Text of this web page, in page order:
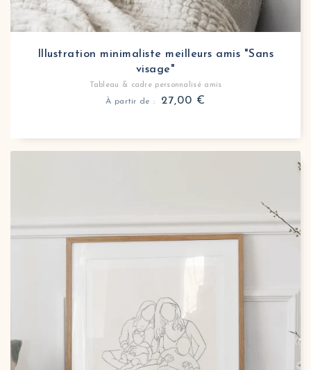
Illustration minimaliste meilleurs amis "Sans
visage"
Tableau & cadre personnalisé amis
À partir de : 27,00 €